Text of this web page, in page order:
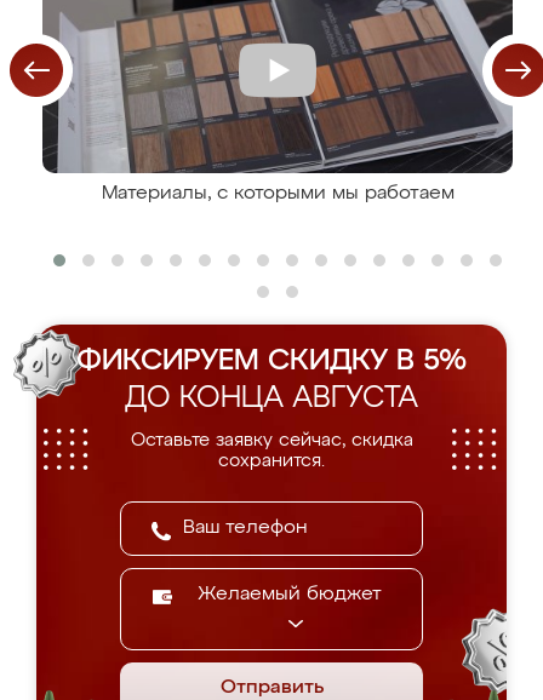
Материалы, с которыми мы работаем
ФИКСИРУЕМ СКИДКУ В 5%
ДО КОНЦА АВГУСТА
Оставьте заявку сейчас, скидка
сохранится.
Желаемый бюджет
Отправить